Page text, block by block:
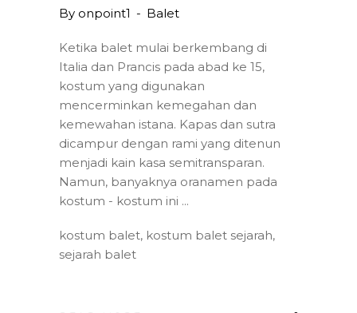
By onpoint1 Balet
Ketika balet mulai berkembang di
Italia dan Prancis pada abad ke 15,
kostum yang digunakan
mencerminkan kemegahan dan
kemewahan istana. Kapas dan sutra
dicampur dengan rami yang ditenun
menjadi kain kasa semitransparan.
Namun, banyaknya oranamen pada
kostum - kostum ini
kostum balet, kostum balet sejarah,
sejarah balet